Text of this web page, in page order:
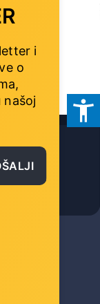
i
o
našoj